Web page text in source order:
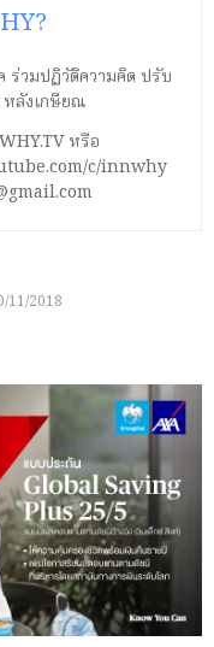
ร่วมปฏิวัติความคิด ปรับ
หลังเกษียณ
หรือ
c/innwhy
11/2018